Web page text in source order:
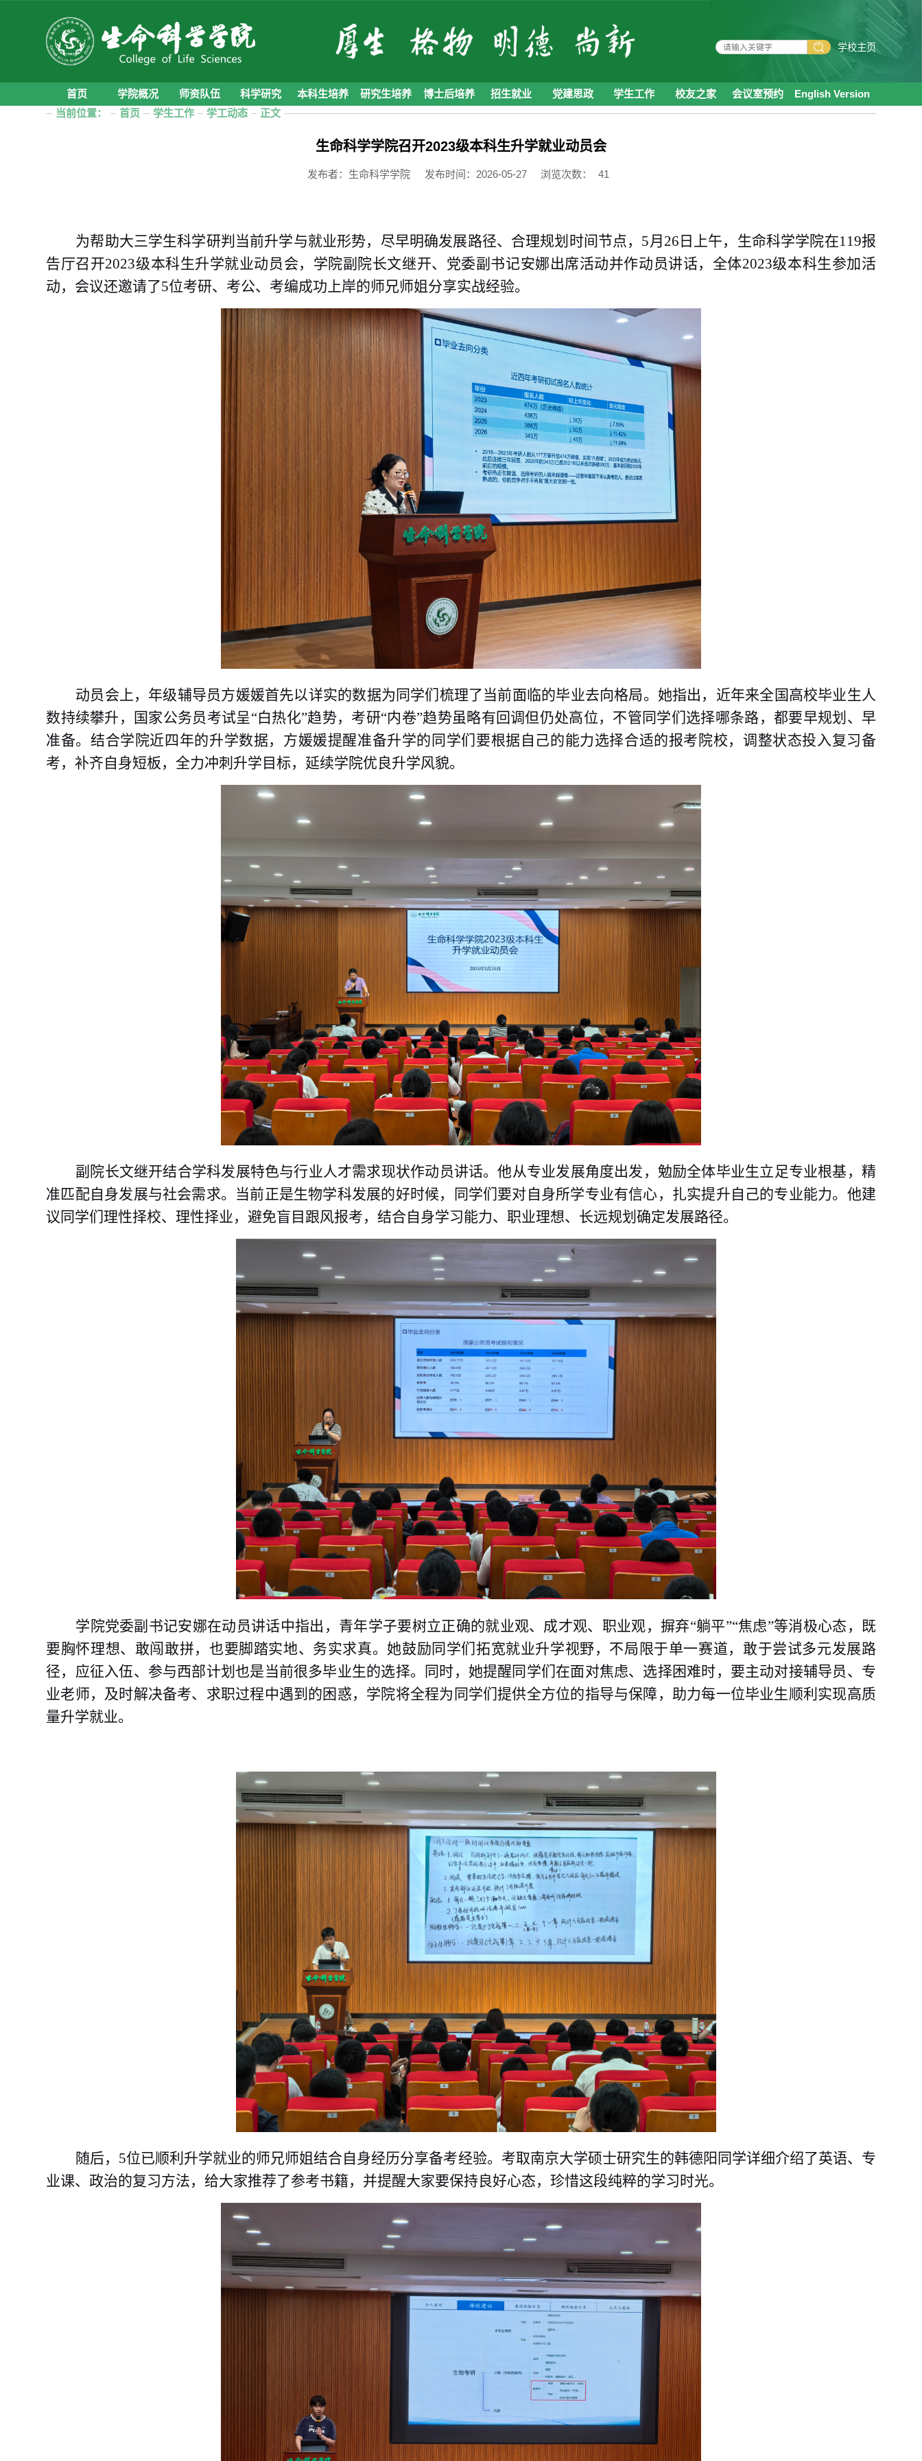
学校主页
首页 学院概况 师资队伍 科学研究 本科生培养 研究生培养 博士后培养 招生就业 党建思政 学生工作 校友之家 会议室预约
English Version
当前位置：
首页 学生工作 学工动态 正文
生命科学学院召开2023级本科生升学就业动员会
发布者：生命科学学院 发布时间：2026-05-27 浏览次数： 41
为帮助大三学生科学研判当前升学与就业形势，尽早明确发展路径、合理规划时间节点 ， 5月26日上午，生命科学学院在119报
告厅召开2023级本科生升学就业动员会，学院副院长文继开、党委副书记安娜出席活动并作动员讲话，全体2023级本科生参加活
动，会议还邀请了5位考研、考公、考编成功上岸的师兄师姐分享实战经验。
动员会上， 年级辅导员方媛媛首先以详实的数据为同学们梳理了当前面临的毕业去向格局。 她指出，近年来全国高校毕业生人
数持续攀升，
国家公务员考试呈“白热化”趋势，考研“内卷”趋势虽略有回调但仍处高位，不管同学们选择哪条路，都要早规划、早
准备。结合学院近四年的升学数据，方媛媛提醒准备升学的同学们要根据自己的能力选择合适的报考院校，调整状态投入复习备
考，补齐自身短板，全力冲刺升学目标，延续学院优良升学风貌。
副院长文继开结合学科发展特色与行业人才需求现状作动员讲话。他从专业发展角度出发，勉励全体毕业生立足专业根基，精
准匹配自身发展与社会需求。当前正是生物学科发展的好时候，同学们要对自身所学专业有信心，扎实提升自己的专业能力。他建
议同学们理性择校、理性择业，避免盲目跟风报考，结合自身学习能力、职业理想、长远规划确定发展路径。
学院党委副书记安娜在动员讲话中指出， 青年学子要树立正确的就业观、成才观、职业观，摒弃“躺平”“焦虑”等消极心态，既
要胸怀理想、敢闯敢拼，也要脚踏实地、务实求真。 她鼓励同学们拓宽就业升学视野，不局限于单一赛道，敢于尝试多元发展路
径， 应征入伍、参与西部计划也是当前很多毕业生的选择。同时， 她提醒同学们在面对焦虑、选择困难时， 要主动对接辅导员、专
业老师，及时解决备考、求职过程中遇到的困惑，学院将全程为同学们提供全方位的指导与保障，助力每一位毕业生顺利实现高质
量升学就业。
随后， 5位已顺利升学就业的师兄师姐结合自身经历分享备考经验。考取南京大学硕士研究生的韩德阳同学详细介绍了英语、专
业课、政治的复习方法，给大家推荐了参考书籍，并提醒大家要保持良好心态，珍惜这段纯粹的学习时光。